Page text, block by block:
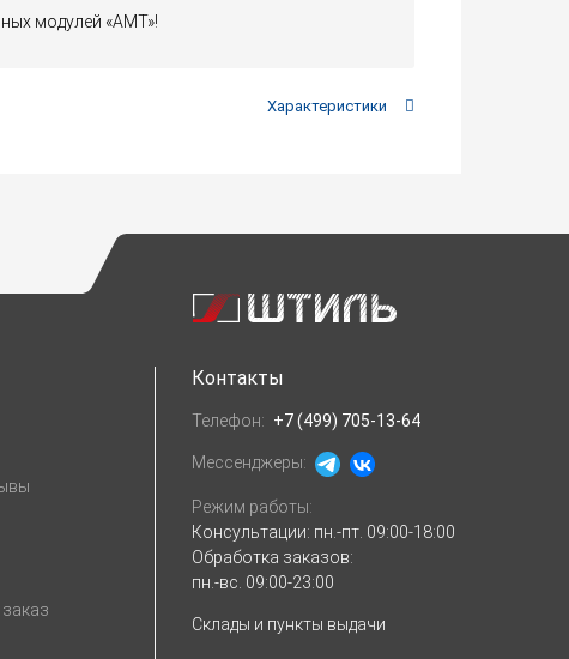
модулей «АМТ»!
Характеристики
Контакты
Телефон: +7 (499) 705-13-64
Мессенджеры:
Режим работы:
Консультации: пн.-пт. 09:00-18:00
Обработка заказов:
пн.-вс. 09:00-23:00
Склады и пункты выдачи